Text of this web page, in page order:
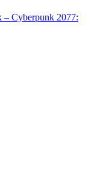
– Cyberpunk 2077: